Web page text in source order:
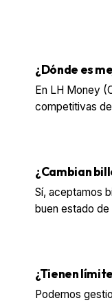
¿Dónde es
En LH Money
competitivas
¿Cambian
Sí, aceptamos
buen estado
¿Tienen
Podemos